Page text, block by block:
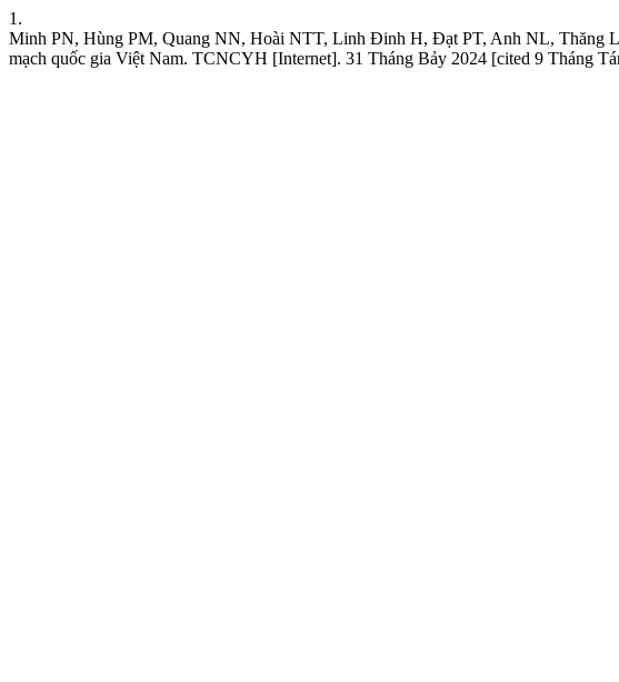
1.
Minh PN, Hùng PM, Quang NN, Hoài NTT, Linh Đinh H, Đạt PT, Anh NL, Thăng
mạch quốc gia Việt Nam. TCNCYH [Internet]. 31 Tháng Bảy 2024 [cited 9 Tháng